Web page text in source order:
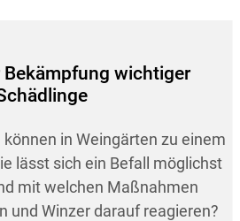
wichtiger
in Weingärten zu einem
lässt sich ein Befall möglichst
mit welchen Maßnahmen
und Winzer darauf reagieren?